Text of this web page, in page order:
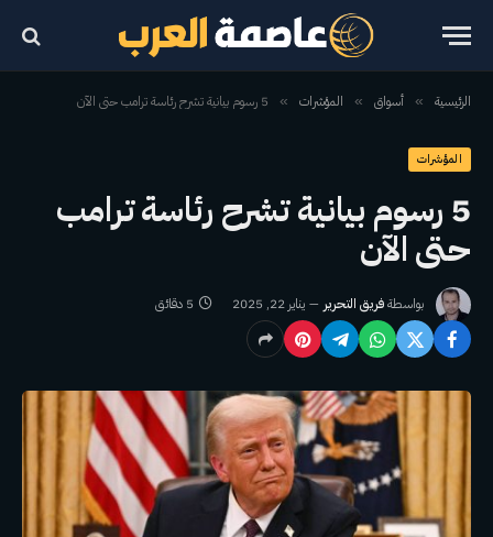
الرئيسية » أسواق » المؤشرات » 5 رسوم بيانية تشرح رئاسة ترامب حتى الآن
المؤشرات
5 رسوم بيانية تشرح رئاسة ترامب
حتى الآن
بواسطةفريق التحرير يناير 22, 2025 5 دقائق